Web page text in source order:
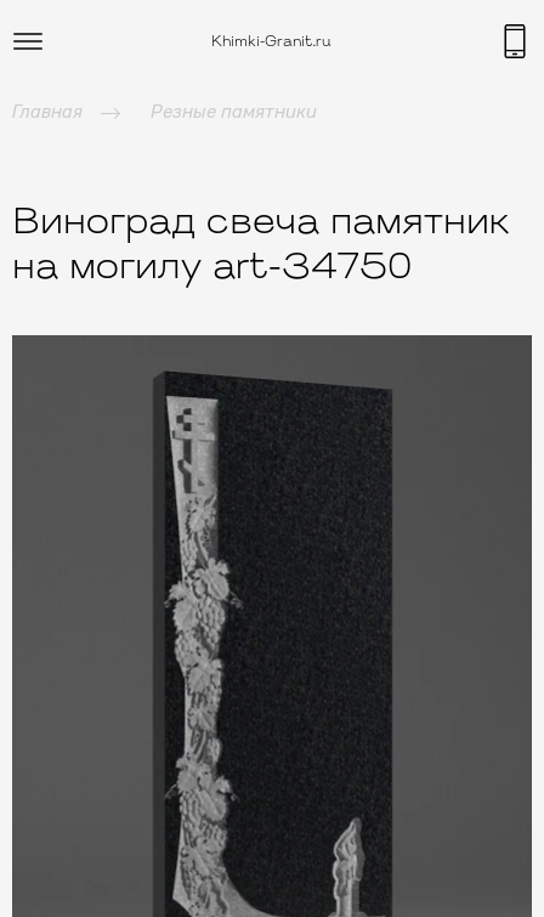
Khimki-Granit.ru
Главная Резные памятники
Виноград свеча памятник
на могилу art-34750